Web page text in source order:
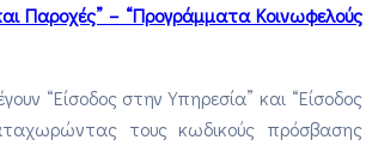
Παροχές” – “Προγράμματα Κοινωφελούς
“Είσοδος στην Υπηρεσία” και “Είσοδος
τους κωδικούς πρόσβασης